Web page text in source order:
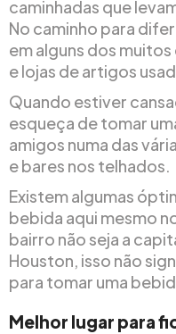
caminhadas que
No caminho para
em alguns dos
e lojas de artigos
Quando estiver
esqueça de tomar
amigos numa das
e bares nos telhados.
Existem algumas
bebida aqui mesmo
bairro não seja a
Houston, isso não
para tomar uma
Melhor lugar para